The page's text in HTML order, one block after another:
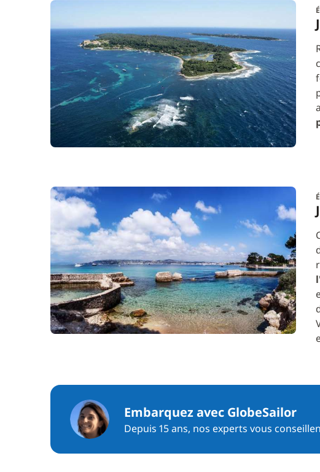
Embarquez avec GlobeSailor
Depuis 15 ans, nos experts vous